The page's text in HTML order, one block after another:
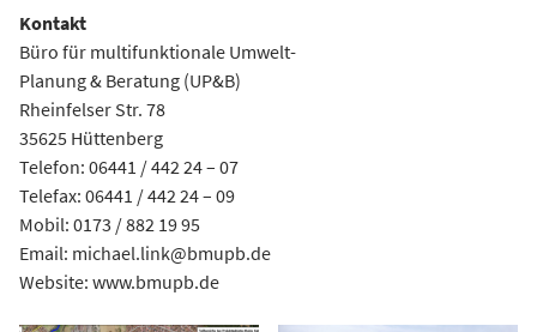
Kontakt
Büro für multifunktionale Umwelt-
Planung & Beratung (UP&B)
Rheinfelser Str. 78
35625 Hüttenberg
Telefon: 06441 / 442 24 – 07
Telefax: 06441 / 442 24 – 09
Mobil: 0173 / 882 19 95
Email: michael.link@bmupb.de
Website: www.bmupb.de